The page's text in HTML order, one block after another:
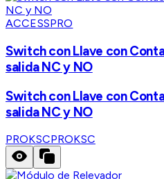
ACCESSPRO
Switch con Llave con
salida NC y NO
Switch con Llave con
salida NC y NO
PROKSCPROKSC